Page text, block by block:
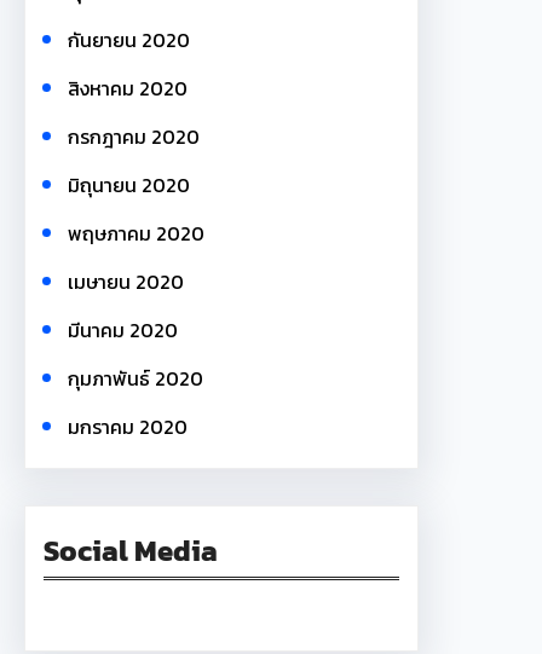
กันยายน 2020
สิงหาคม 2020
กรกฎาคม 2020
มิถุนายน 2020
พฤษภาคม 2020
เมษายน 2020
มีนาคม 2020
กุมภาพันธ์ 2020
มกราคม 2020
Social Media